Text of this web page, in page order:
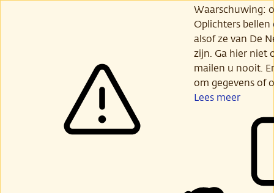
Waarschuwing:
Oplichters
alsof ze van De
zijn. Ga hier niet
mailen u nooit.
om gegevens of
Lees meer